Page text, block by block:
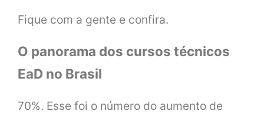
Fique com a gente e confira.
O panorama dos cursos técnicos
EaD no Brasil
70%. Esse foi o número do aumento de